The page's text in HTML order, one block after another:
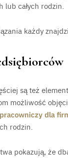
lub całych rodzin.
każdy
są też
możliwość
dla
rodzin.
pokazują, że